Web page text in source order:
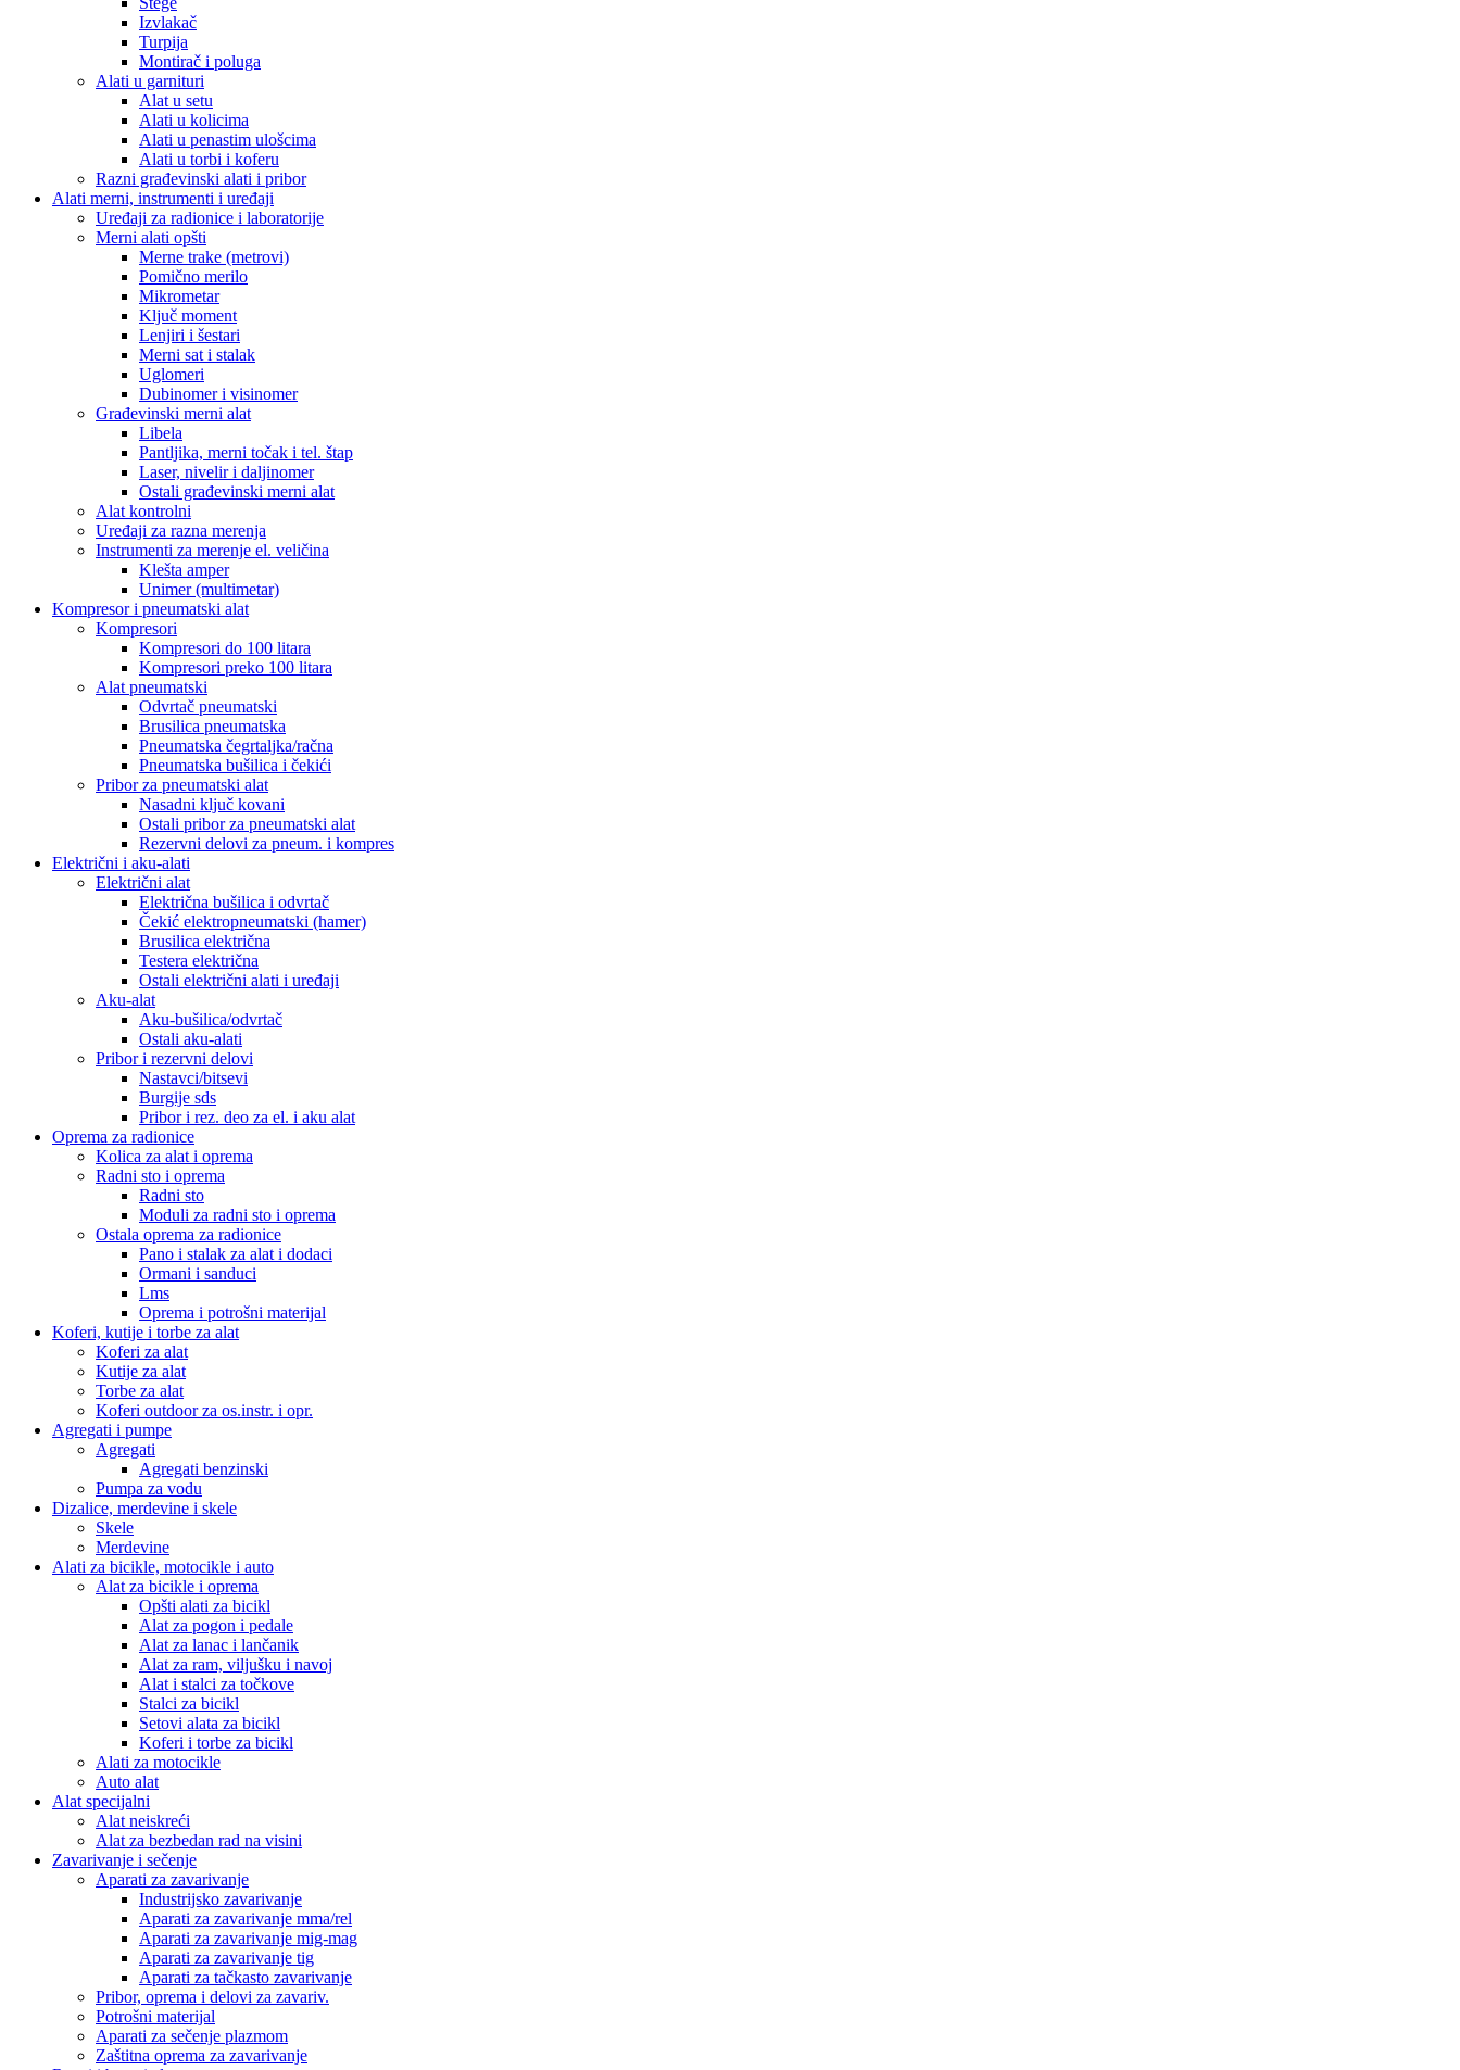
Izvlakač
Turpija
Montirač i poluga
Alati u garnituri
Alat u setu
Alati u kolicima
Alati u penastim ulošcima
Alati u torbi i koferu
Razni građevinski alati i pribor
Alati merni, instrumenti i uređaji
Uređaji za radionice i laboratorije
Merni alati opšti
Merne trake (metrovi)
Pomično merilo
Mikrometar
Ključ moment
Lenjiri i šestari
Merni sat i stalak
Uglomeri
Dubinomer i visinomer
Građevinski merni alat
Libela
Pantljika, merni točak i tel. štap
Laser, nivelir i daljinomer
Ostali građevinski merni alat
Alat kontrolni
Uređaji za razna merenja
Instrumenti za merenje el. veličina
Klešta amper
Unimer (multimetar)
Kompresor i pneumatski alat
Kompresori
Kompresori do 100 litara
Kompresori preko 100 litara
Alat pneumatski
Odvrtač pneumatski
Brusilica pneumatska
Pneumatska čegrtaljka/račna
Pneumatska bušilica i čekići
Pribor za pneumatski alat
Nasadni ključ kovani
Ostali pribor za pneumatski alat
Rezervni delovi za pneum. i kompres
Električni i aku-alati
Električni alat
Električna bušilica i odvrtač
Čekić elektropneumatski (hamer)
Brusilica električna
Testera električna
Ostali električni alati i uređaji
Aku-alat
Aku-bušilica/odvrtač
Ostali aku-alati
Pribor i rezervni delovi
Nastavci/bitsevi
Burgije sds
Pribor i rez. deo za el. i aku alat
Oprema za radionice
Kolica za alat i oprema
Radni sto i oprema
Radni sto
Moduli za radni sto i oprema
Ostala oprema za radionice
Pano i stalak za alat i dodaci
Ormani i sanduci
Lms
Oprema i potrošni materijal
Koferi, kutije i torbe za alat
Koferi za alat
Kutije za alat
Torbe za alat
Koferi outdoor za os.instr. i opr.
Agregati i pumpe
Agregati
Agregati benzinski
Pumpa za vodu
Dizalice, merdevine i skele
Skele
Merdevine
Alati za bicikle, motocikle i auto
Alat za bicikle i oprema
Opšti alati za bicikl
Alat za pogon i pedale
Alat za lanac i lančanik
Alat za ram, viljušku i navoj
Alat i stalci za točkove
Stalci za bicikl
Setovi alata za bicikl
Koferi i torbe za bicikl
Alati za motocikle
Auto alat
Alat specijalni
Alat neiskreći
Alat za bezbedan rad na visini
Zavarivanje i sečenje
Aparati za zavarivanje
Industrijsko zavarivanje
Aparati za zavarivanje mma/rel
Aparati za zavarivanje mig-mag
Aparati za zavarivanje tig
Aparati za tačkasto zavarivanje
Pribor, oprema i delovi za zavariv.
Potrošni materijal
Aparati za sečenje plazmom
Zaštitna oprema za zavarivanje